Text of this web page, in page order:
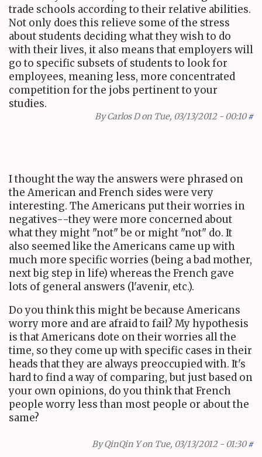
trade schools according to their relative abilities.
Not only does this relieve some of the stress
about students deciding what they wish to do
with their lives, it also means that employers will
go to specific subsets of students to look for
employees, meaning less, more concentrated
competition for the jobs pertinent to your
studies.
ByCarlos Don Tue, 03/13/2012 - 00:10 #
I thought the way the answers were phrased on
the American and French sides were very
interesting. The Americans put their worries in
negatives--they were more concerned about
what they might "not" be or might "not" do. It
also seemed like the Americans came up with
much more specific worries (being a bad mother,
next big step in life) whereas the French gave
lots of general answers (l'avenir, etc.).
Do you think this might be because Americans
worry more and are afraid to fail? My hypothesis
is that Americans dote on their worries all the
time, so they come up with specific cases in their
heads that they are always preoccupied with. It's
hard to find a way of comparing, but just based on
your own opinions, do you think that French
people worry less than most people or about the
same?
ByQinQin Yon Tue, 03/13/2012 - 01:30 #